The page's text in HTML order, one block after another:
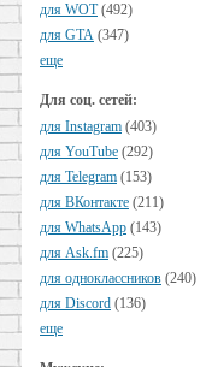
для WOT (492)
для GTA (347)
еще
Для соц. сетей:
для Instagram (403)
для YouTube (292)
для Telegram (153)
для ВКонтакте (211)
для WhatsApp (143)
для Ask.fm (225)
для одноклассников (240)
для Discord (136)
еще